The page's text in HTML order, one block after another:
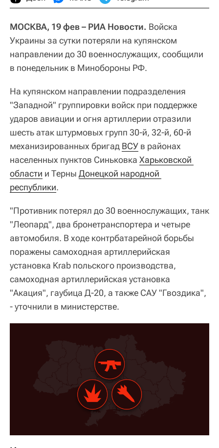
МОСКВА, 19 фев – РИА Новости. Войска
Украины за сутки потеряли на купянском
направлении до 30 военнослужащих, сообщили
в понедельник в Минобороны РФ.
На купянском направлении подразделения
"Западной" группировки войск при поддержке
ударов авиации и огня артиллерии отразили
шесть атак штурмовых групп 30-й, 32-й, 60-й
механизированных бригад ВСУ в районах
населенных пунктов Синьковка Харьковской
области и Терны Донецкой народной
республики.
"Противник потерял до 30 военнослужащих, танк
"Леопард", два бронетранспортера и четыре
автомобиля. В ходе контрбатарейной борьбы
поражены самоходная артиллерийская
установка Krab польского производства,
самоходная артиллерийская установка
"Акация", гаубица Д-20, а также САУ "Гвоздика",
- уточнили в министерстве.